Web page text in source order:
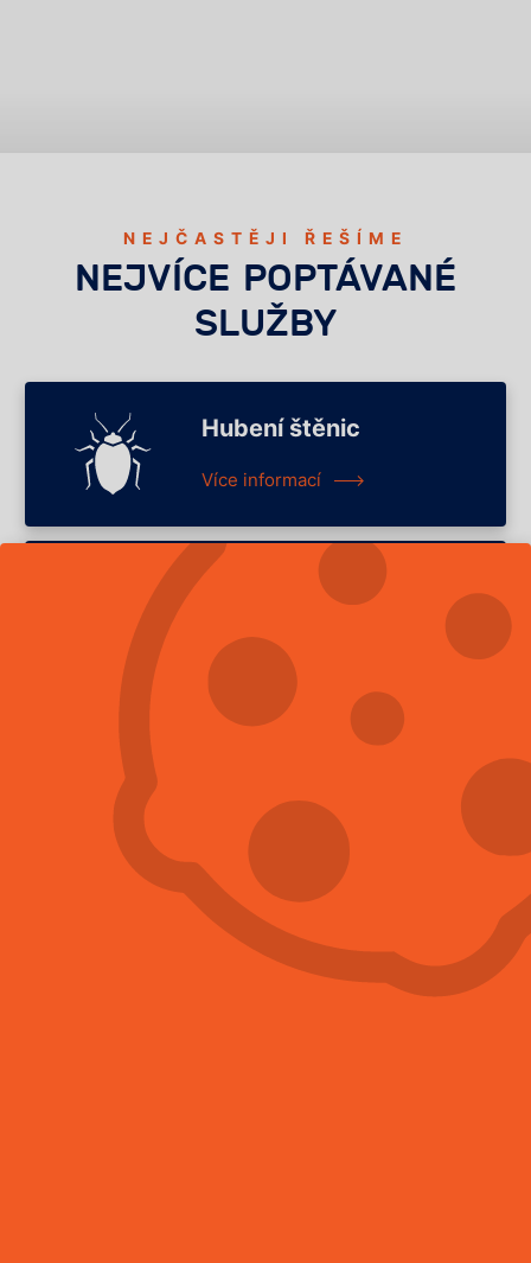
NEJČASTĚJI ŘEŠÍME
NEJVÍCE POPTÁVANÉ
SLUŽBY
Hubení štěnic
Více informací
Hubení potkanů
Více informací
Hubení švábů
Více informací
Hubení mravenců
Více informací